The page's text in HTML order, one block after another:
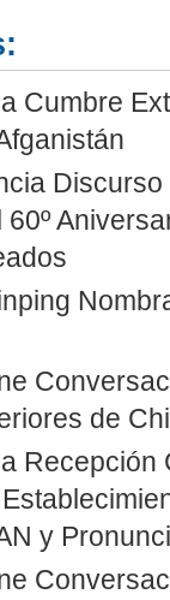
Cumbre
de
Recepción
y